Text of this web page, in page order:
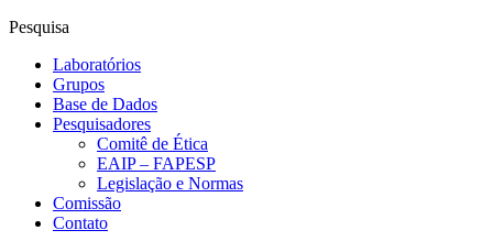
Pesquisa
Laboratórios
Grupos
Base de Dados
Pesquisadores
Comitê de Ética
EAIP – FAPESP
Legislação e Normas
Comissão
Contato